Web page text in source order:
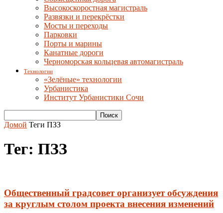
Высокоскоростная магистраль
Развязки и перекрёстки
Мосты и переходы
Парковки
Порты и марины
Канатные дороги
Черноморская кольцевая автомагистраль
Технологии
«Зелёные» технологии
Урбанистика
Институт Урбанистики Сочи
Домой Теги ПЗЗ
Тег: ПЗЗ
Общественный градсовет организует обсуждения
за круглым столом проекта внесения изменений